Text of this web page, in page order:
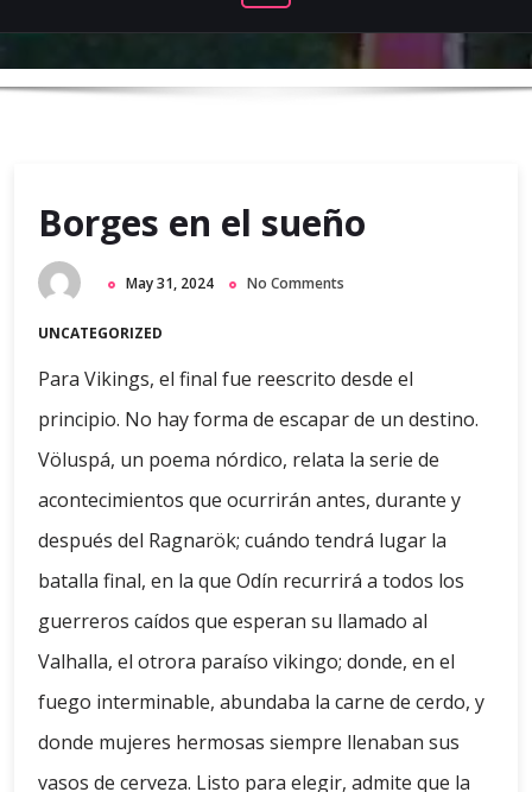
Borges en el sueño
May 31, 2024 No Comments
UNCATEGORIZED
Para Vikings, el final fue reescrito desde el
principio. No hay forma de escapar de un destino.
Völuspá, un poema nórdico, relata la serie de
acontecimientos que ocurrirán antes, durante y
después del Ragnarök; cuándo tendrá lugar la
batalla final, en la que Odín recurrirá a todos los
guerreros caídos que esperan su llamado al
Valhalla, el otrora paraíso vikingo; donde, en el
fuego interminable, abundaba la carne de cerdo, y
donde mujeres hermosas siempre llenaban sus
vasos de cerveza. Listo para elegir, admite que la